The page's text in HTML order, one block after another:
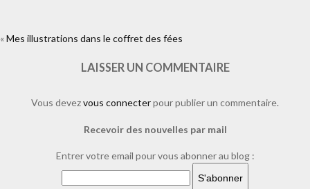
https://www.facebook.com/plugins/like.php?
illustrations.com%2F2013%2F10%2Fmes-illustrations-coffret-
«Mes illustrations dans le coffret des fées
LAISSER UN COMMENTAIRE
Vous devezvous connecterpour publier un commentaire.
Recevoir des nouvelles par mail
Entrer votre email pour vous abonner au blog :